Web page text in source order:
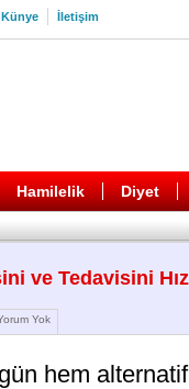
Künye İletişim
Hamilelik Diyet
ve Tedavisini
Yok
hem